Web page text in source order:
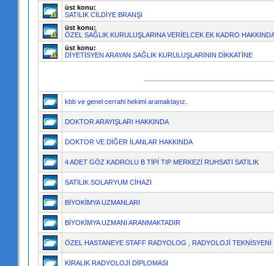
üst konu:
SATILIK CİLDİYE BRANŞI
üst konu:
ÖZEL SAĞLIK KURULUŞLARINA VERİELCEK EK KADRO
üst konu:
DİYETİSYEN ARAYAN SAĞLIK KURULUŞLARININ DİKKATİNE
kbb ve genel cerrahi hekimi aramaktayız.
DOKTOR ARAYIŞLARI HAKKINDA
DOKTOR VE DİĞER İLANLAR HAKKINDA
4 ADET GÖZ KADROLU B TİPİ TIP MERKEZİ RUHSATI SATILIK
SATILIK SOLARYUM CİHAZI
BİYOKİMYA UZMANLARI
BİYOKİMYA UZMANI ARANMAKTADIR
ÖZEL HASTANEYE STAFF RADYOLOG , RADYOLOJİ TEKNİSYENİ
KİRALIK RADYOLOJİ DİPLOMASI